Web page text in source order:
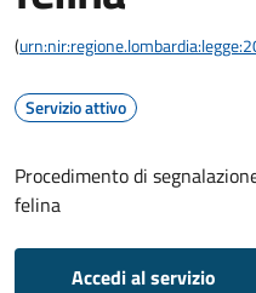
(
Servizio attivo
Procedimento di
felina
Accedi al servizio